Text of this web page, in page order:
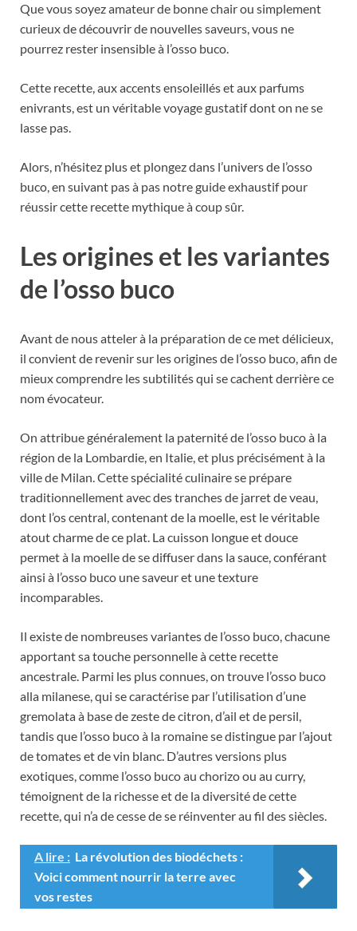
Que vous soyez amateur de bonne chair ou simplement
curieux de découvrir de nouvelles saveurs, vous ne
pourrez rester insensible à l’osso buco.
Cette recette, aux accents ensoleillés et aux parfums
enivrants, est un véritable voyage gustatif dont on ne se
lasse pas.
Alors, n’hésitez plus et plongez dans l’univers de l’osso
buco, en suivant pas à pas notre guide exhaustif pour
réussir cette recette mythique à coup sûr.
Les origines et les variantes
de l’osso buco
Avant de nous atteler à la préparation de ce met délicieux,
il convient de revenir sur les origines de l’osso buco, afin de
mieux comprendre les subtilités qui se cachent derrière ce
nom évocateur.
On attribue généralement la paternité de l’osso buco à la
région de la Lombardie, en Italie, et plus précisément à la
ville de Milan. Cette spécialité culinaire se prépare
traditionnellement avec des tranches de jarret de veau,
dont l’os central, contenant de la moelle, est le véritable
atout charme de ce plat. La cuisson longue et douce
permet à la moelle de se diffuser dans la sauce, conférant
ainsi à l’osso buco une saveur et une texture
incomparables.
Il existe de nombreuses variantes de l’osso buco, chacune
apportant sa touche personnelle à cette recette
ancestrale. Parmi les plus connues, on trouve l’osso buco
alla milanese, qui se caractérise par l’utilisation d’une
gremolata à base de zeste de citron, d’ail et de persil,
tandis que l’osso buco à la romaine se distingue par l’ajout
de tomates et de vin blanc. D’autres versions plus
exotiques, comme l’osso buco au chorizo ou au curry,
témoignent de la richesse et de la diversité de cette
recette, qui n’a de cesse de se réinventer au fil des siècles.
A lire : La révolution des biodéchets :
Voici comment nourrir la terre avec
vos restes